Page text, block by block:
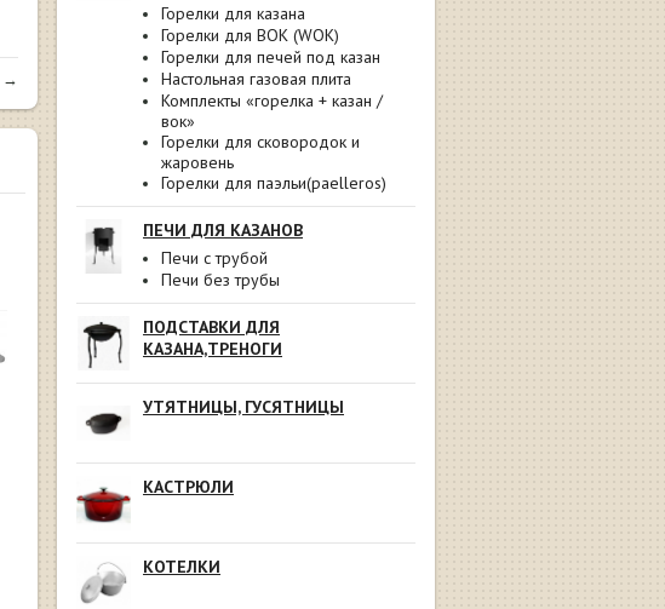
Горелки для казана
Горелки для ВОК (WOK)
Горелки для печей под казан
Настольная газовая плита
Комплекты «горелка + казан /
вок»
Горелки для сковородок и
жаровень
Горелки для паэльи(paelleros)
ПЕЧИ ДЛЯ КАЗАНОВ
Печи с трубой
Печи без трубы
ПОДСТАВКИ ДЛЯ
КАЗАНА,ТРЕНОГИ
УТЯТНИЦЫ, ГУСЯТНИЦЫ
КАСТРЮЛИ
КОТЕЛКИ
→